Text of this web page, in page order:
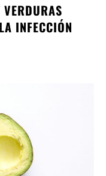
INFECCIÓN